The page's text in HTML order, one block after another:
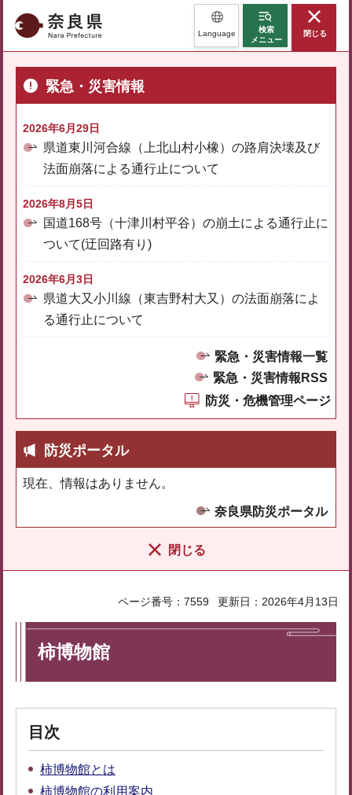
奈良県 Language
検索
メニュー
閉じる
緊急・災害情報
2026年6月29日
県道東川河合線（上北山村小橡）の路肩決壊及び
法面崩落による通行止について
2026年8月5日
国道168号（十津川村平谷）の崩土による通行止に
ついて(迂回路有り)
2026年6月3日
県道大又小川線（東吉野村大又）の法面崩落によ
る通行止について
緊急・災害情報一覧
緊急・災害情報RSS
防災・危機管理ページ
防災ポータル
現在、情報はありません。
奈良県防災ポータル
閉じる
ページ番号：7559 更新日：2026年4月13日
柿博物館
目次
柿博物館とは
柿博物館の利用案内